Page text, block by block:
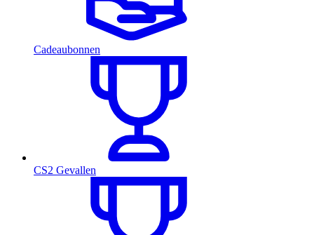
Cadeaubonnen
CS2 Gevallen